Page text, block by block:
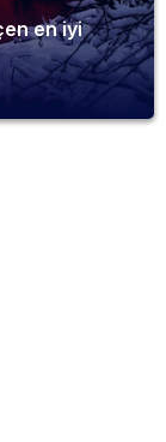
en iyi